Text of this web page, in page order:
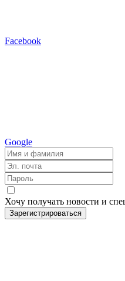
Facebook
Google
Хочу получать новости и
Зарегистрироваться